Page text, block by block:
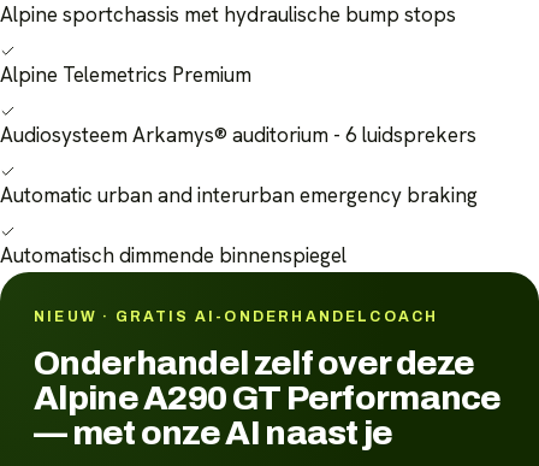
Alpine sportchassis met hydraulische bump stops
Alpine Telemetrics Premium
Audiosysteem Arkamys® auditorium - 6 luidsprekers
Automatic urban and interurban emergency braking
Automatisch dimmende binnenspiegel
NIEUW · GRATIS AI-ONDERHANDELCOACH
Onderhandel zelf over deze
Alpine A290 GT Performance
— met onze AI naast je